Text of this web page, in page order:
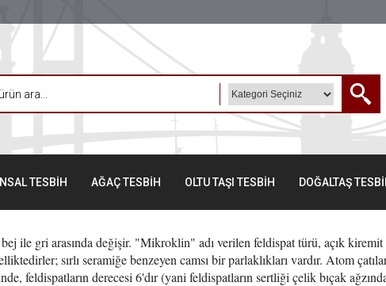
TESBİH AĞAÇ TESBİH OLTU TAŞI TESBİH DOĞALTAŞ
ile gri arasında değişir. "Mikroklin" adı verilen feldispat türü, açık
sırlı seramiğe benzeyen camsı bir parlaklıkları vardır. Atom
feldispatların derecesi 6'dır (yani feldispatların sertliği çelik bıçak